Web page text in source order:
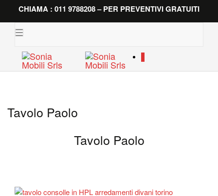
CHIAMA : 011 9788208 – PER PREVENTIVI GRATUITI
Toggle
Tavolo Paolo
Tavolo Paolo